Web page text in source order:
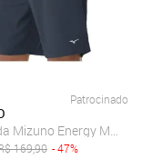
Patrocinado
Mizuno Energy M 7"
169,90 - 47%